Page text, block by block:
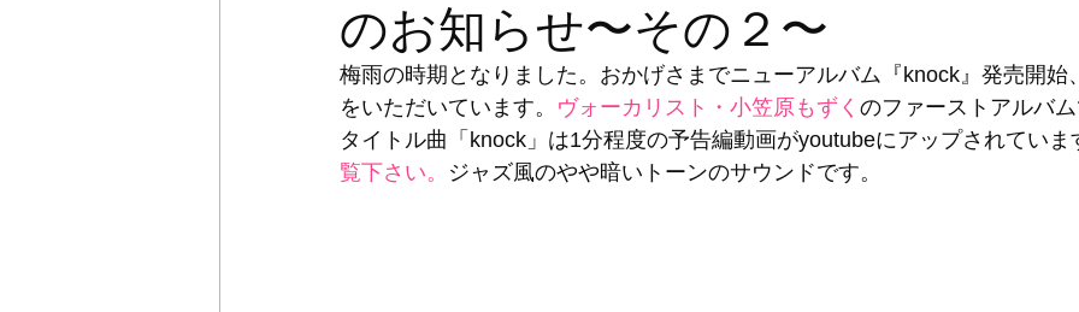
のお知らせ〜その２〜
梅雨の時期となりました。おかげさまでニューアルバム『knock』発売開始
をいただいています。 ヴォーカリスト・小笠原もずく のファーストアルバ
タイトル曲「knock」は1分程度の予告編動画がyoutubeにアップされていま
覧下さい。 ジャズ風のやや暗いトーンのサウンドです。